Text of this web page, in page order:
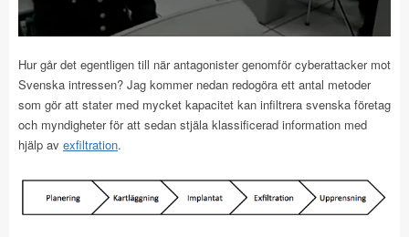
Hur går det egentligen till när antagonister genomför cyberattacker mot
Svenska intressen? Jag kommer nedan redogöra ett antal metoder
som gör att stater med mycket kapacitet kan infiltrera svenska företag
och myndigheter för att sedan stjäla klassificerad information med
hjälp av exfiltration.